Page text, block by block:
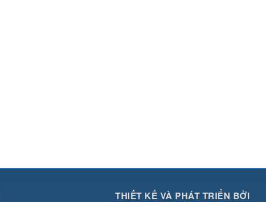
THIẾT KẾ VÀ PHÁT TRIỂN BỞI